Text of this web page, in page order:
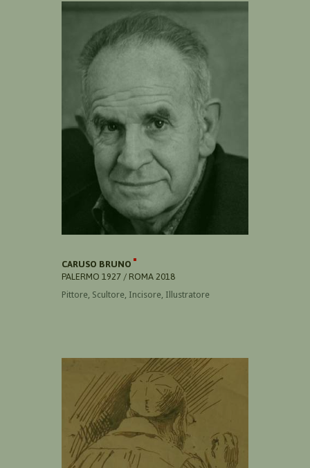
CARUSO BRUNO
PALERMO 1927 / ROMA 2018
Pittore, Scultore, Incisore, Illustratore